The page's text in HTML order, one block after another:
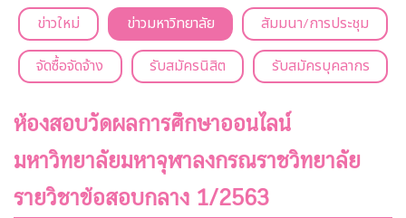
ข่าวใหม่ ข่าวมหาวิทยาลัย
สัมมนา/การประชุม
จัดซื้อจัดจ้าง
รับสมัครนิสิต รับสมัครบุคลากร
ห้องสอบวัดผลการศึกษา​ออนไลน์
มหาวิทยาลัย​มหา​จุฬาลงกรณ​ราช​วิทยาลัย​
รายวิชาข้อสอบกลาง 1/2563